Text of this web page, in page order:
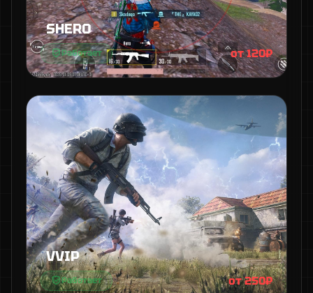
SHERO
Работает от 120₽
VVIP
Работает от 250₽